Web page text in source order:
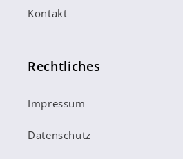
Kontakt
Rechtliches
Impressum
Datenschutz